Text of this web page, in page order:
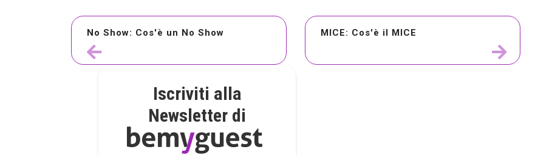
No Show: Cos'è un No Show MICE: Cos'è il MICE
Iscriviti alla
Newsletter di